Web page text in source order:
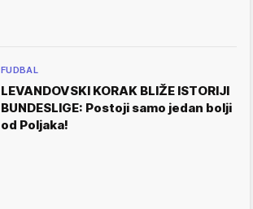
FUDBAL
LEVANDOVSKI KORAK BLIŽE ISTORIJI
BUNDESLIGE: Postoji samo jedan bolji
od Poljaka!